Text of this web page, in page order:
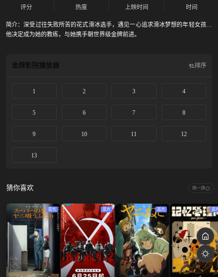
评分 热度
上映时间
时间
简介：深受过往失败所苦的花式滑冰选手，遇见一心追求滑冰梦想的年轻女孩，
他决定成为她的教练，与她携手朝世界级金牌前进。
金牌影院播放器 排序
1 2 3 4
5 6 7 8
9 10 11 12
13
猜你喜欢 换一换
蓝光 蓝光 蓝光 蓝